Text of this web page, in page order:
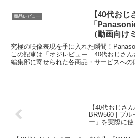
商品レビュー
【40代おじ
「
（動画向け
に使ってみ
究極の映像表現を手に入れた瞬間！
この記事は「オジレビュー｜40代おじさ
編集部に寄せられた各商品・サービスへの
【40代おじさ
BRW560 | ブル
ー」を実際に